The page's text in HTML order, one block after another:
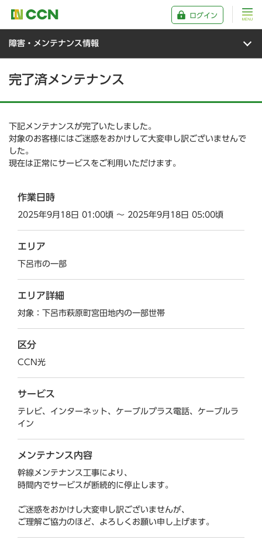
ログイン
障害・メンテナンス情報
完了済メンテナンス
下記メンテナンスが完了いたしました。
対象のお客様にはご迷惑をおかけして大変申し訳ございませんで
した。
現在は正常にサービスをご利用いただけます。
作業日時
2025年9月18日 01:00頃 ～ 2025年9月18日 05:00頃
エリア
下呂市の一部
エリア詳細
対象：下呂市萩原町宮田地内の一部世帯
区分
CCN光
サービス
テレビ、インターネット、ケーブルプラス電話、ケーブルラ
イン
メンテナンス内容
幹線メンテナンス工事により、
時間内でサービスが断続的に停止します。
ご迷惑をおかけし大変申し訳ございませんが、
ご理解ご協力のほど、よろしくお願い申し上げます。